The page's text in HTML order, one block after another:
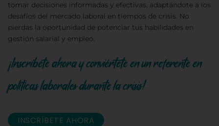
tomar decisiones informadas y efectivas, adaptándote a los
desafíos del mercado laboral en tiempos de crisis. No
pierdas la oportunidad de potenciar tus habilidades en
gestión salarial y empleo.
¡Inscríbete ahora y conviértete en un referente en
políticas laborales durante la crisis!
INSCRÍBETE AHORA